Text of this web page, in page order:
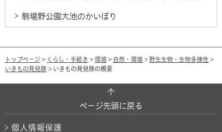
駒場野公園大池のかいぼり
トップページ > くらし・手続き > 環境 > 自然・環境 > 野生生物・生物多様性 >
いきもの発見隊 > いきもの発見隊の概要
ページ先頭に戻る
個人情報保護